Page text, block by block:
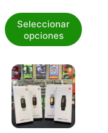
Seleccionar
opciones
Este
producto
tiene
Las
opciones
se
pueden
elegir
en